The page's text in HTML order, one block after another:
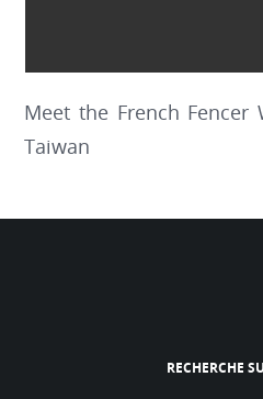
Meet the French Fencer
Taiwan
RECHERCHE